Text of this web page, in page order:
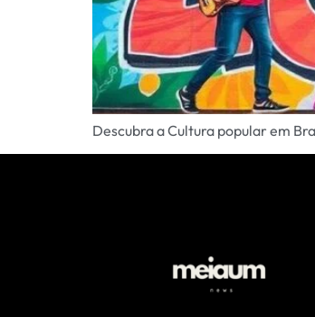
Descubra a Cultura popular em